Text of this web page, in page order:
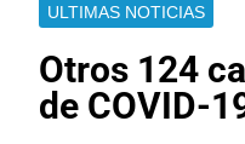
ULTIMAS NOTICIAS
Otros 124
de COVID-